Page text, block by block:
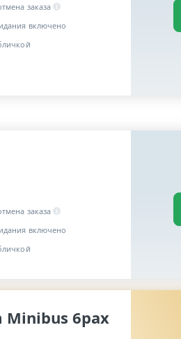
заказа
включено
заказа
включено
Minibus 6pax